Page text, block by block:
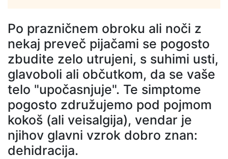
Po prazničnem obroku ali noči z
nekaj preveč pijačami se pogosto
zbudite zelo utrujeni, s suhimi usti,
glavoboli ali občutkom, da se vaše
telo "upočasnjuje". Te simptome
pogosto združujemo pod pojmom
kokoš (ali veisalgija), vendar je
njihov glavni vzrok dobro znan:
dehidracija.